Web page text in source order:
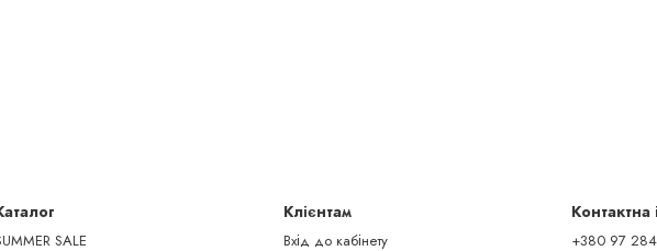
SALE
Клієнтам
Вхід до кабінету
Контактна
+380 97